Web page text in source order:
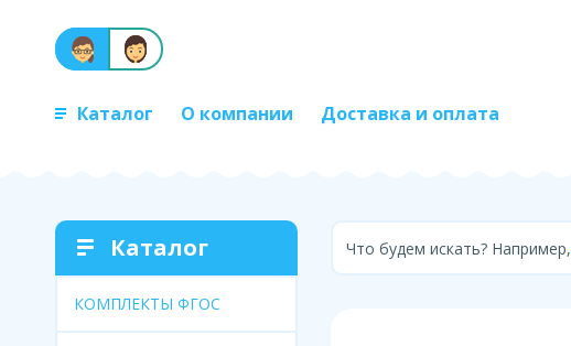
Каталог О компании Доставка и оплата
Каталог
КОМПЛЕКТЫ ФГОС
Что будем искать? Например,